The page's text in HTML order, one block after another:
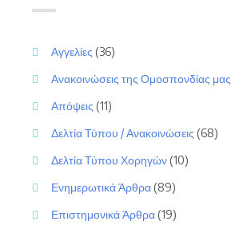
Αγγελίες (36)
Ανακοινώσεις της Ομοσπονδίας μας
Απόψεις (11)
Δελτία Τύπου / Ανακοινώσεις (68)
Δελτία Τύπου Χορηγών (10)
Ενημερωτικά Άρθρα (89)
Επιστημονικά Άρθρα (19)